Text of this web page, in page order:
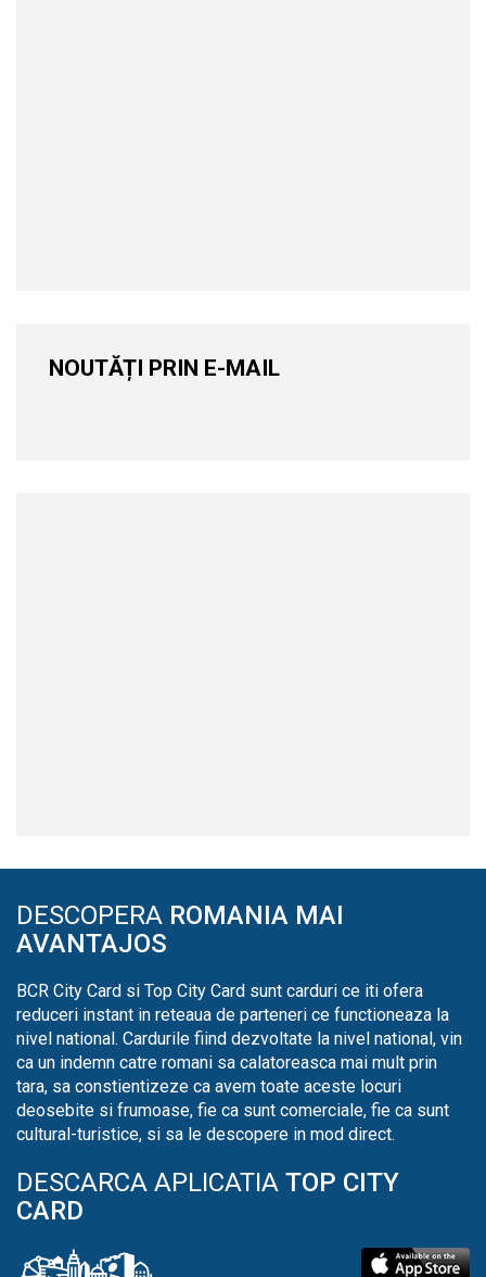
NOUTĂȚI PRIN E-MAIL
DESCOPERA ROMANIA MAI
AVANTAJOS
BCR City Card si Top City Card sunt carduri ce iti ofera
reduceri instant in reteaua de parteneri ce functioneaza la
nivel national. Cardurile fiind dezvoltate la nivel national, vin
ca un indemn catre romani sa calatoreasca mai mult prin
tara, sa constientizeze ca avem toate aceste locuri
deosebite si frumoase, fie ca sunt comerciale, fie ca sunt
cultural-turistice, si sa le descopere in mod direct.
DESCARCA APLICATIA TOP CITY
CARD